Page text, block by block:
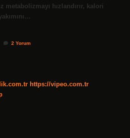
hızlandırır, kalori
2 Yorum
https://vipeo.com.tr